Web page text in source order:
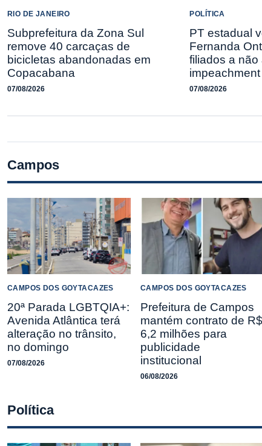
RIO DE JANEIRO
Subprefeitura da Zona Sul
remove 40 carcaças de
bicicletas abandonadas em
Copacabana
07/08/2026
POLÍTICA
PT estadual
Fernanda
filiados a não
07/08/2026
Campos
CAMPOS DOS GOYTACAZES
20ª Parada LGBTQIA+:
Avenida Atlântica terá
alteração no trânsito,
no domingo
07/08/2026
CAMPOS DOS GOYTACAZES
Prefeitura de Campos
mantém contrato de R$
6,2 milhões para
publicidade
institucional
06/08/2026
Política